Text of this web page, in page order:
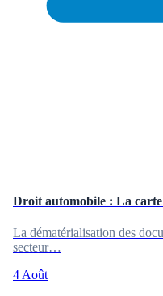
Droit automobile : La
La dématérialisation des
secteur…
4 Août